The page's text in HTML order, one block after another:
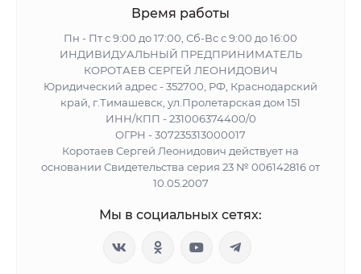
Время работы
Пн - Пт с 9:00 до 17:00, Сб-Вс с 9:00 до 16:00
ИНДИВИДУАЛЬНЫЙ ПРЕДПРИНИМАТЕЛЬ
КОРОТАЕВ СЕРГЕЙ ЛЕОНИДОВИЧ
Юридический адрес - 352700, РФ, Краснодарский
край, г.Тимашевск, ул.Пролетарская дом 151
ИНН/КПП - 231006374400/0
ОГРН - 307235313000017
Коротаев Сергей Леонидович действует на
основании Свидетельства серия 23 № 006142816 от
10.05.2007
Мы в социальных сетях: